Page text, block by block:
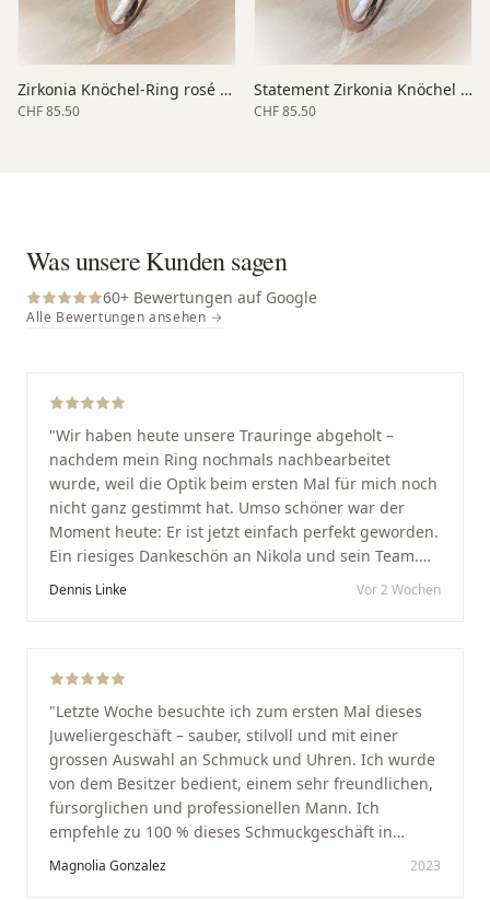
Zirkonia Knöchel-Ring rosé 3 mm
CHF 85.50
Statement Zirkonia Knöchel rosé
CHF 85.50
Was unsere Kunden sagen
60+ Bewertungen auf Google
Alle Bewertungen ansehen →
"Wir haben heute unsere Trauringe abgeholt –
nachdem mein Ring nochmals nachbearbeitet
wurde, weil die Optik beim ersten Mal für mich noch
nicht ganz gestimmt hat. Umso schöner war der
Moment heute: Er ist jetzt einfach perfekt geworden.
Ein riesiges Dankeschön an Nikola und sein Team.
Vom ersten Termin an wurden wir jedes Mal
Arbeit und seine Kunden wirklich am Herzen liegen.
Service und echte Herzlichkeit schätzt, ist hier genau
richtig."
Dennis Linke Vor 2 Wochen
"Letzte Woche besuchte ich zum ersten Mal dieses
Juweliergeschäft – sauber, stilvoll und mit einer
grossen Auswahl an Schmuck und Uhren. Ich wurde
von dem Besitzer bedient, einem sehr freundlichen,
fürsorglichen und professionellen Mann. Ich
empfehle zu 100 % dieses Schmuckgeschäft in
Schaffhausen. Ich selbst war sehr zufrieden und
glücklich mit der Behandlung. Ich danke Ihnen – ich
Magnolia Gonzalez 2023